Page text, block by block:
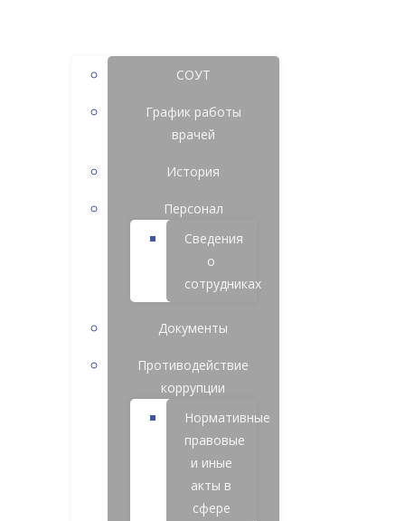
СОУТ
График работы
врачей
История
Персонал
Сведения
о
сотрудниках
Документы
Противодействие
коррупции
Нормативные
правовые
и иные
акты в
сфере